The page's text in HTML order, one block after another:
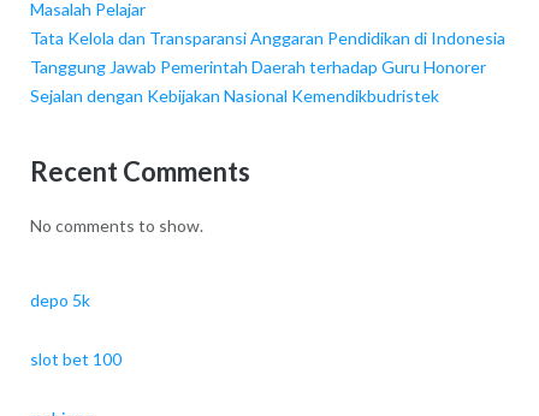
Masalah Pelajar
Tata Kelola dan Transparansi Anggaran Pendidikan di Indonesia
Tanggung Jawab Pemerintah Daerah terhadap Guru Honorer
Sejalan dengan Kebijakan Nasional Kemendikbudristek
Recent Comments
No comments to show.
depo 5k
slot bet 100